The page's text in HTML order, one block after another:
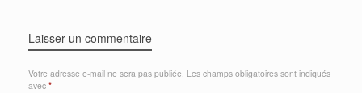
Laisser un commentaire
Votre adresse e-mail ne sera pas publiée. Les champs obligatoires sont indiqués
avec *